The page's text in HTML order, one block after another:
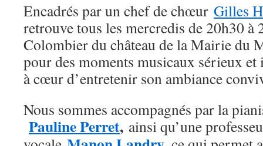
Encadrés par un chef de chœur Gilles
retrouve tous les mercredis de 20h30 à
Colombier du château de la Mairie du
pour des moments musicaux sérieux et
à cœur d’entretenir son ambiance
Nous sommes accompagnés par la
Pauline Perret, ainsi qu’une